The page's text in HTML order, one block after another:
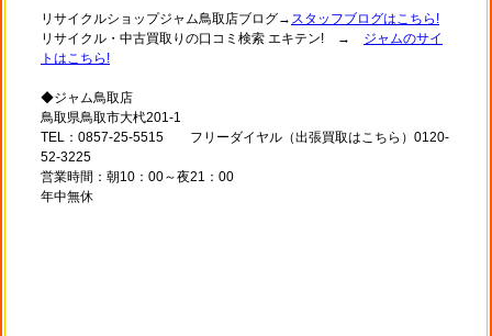
リサイクルショップジャム鳥取店ブログ→ スタッフブログはこちら!
リサイクル・中古買取りの口コミ検索 エキテン! → ジャムのサイ
トはこちら!
◆ジャム鳥取店
鳥取県鳥取市大杙201-1
TEL：0857-25-5515 フリーダイヤル（出張買取はこちら）0120-
52-3225
営業時間：朝10：00～夜21：00
年中無休